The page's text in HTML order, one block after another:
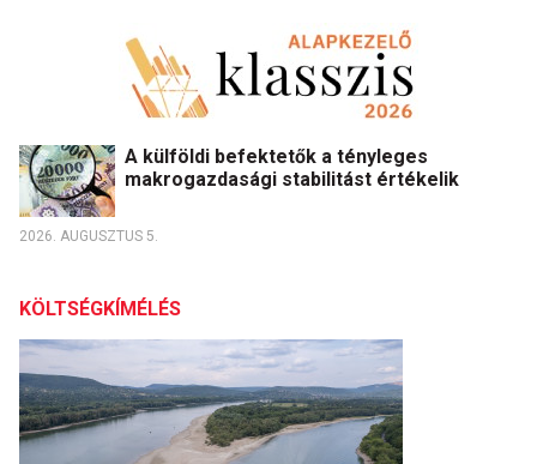
A külföldi befektetők a tényleges
makrogazdasági stabilitást értékelik
2026. AUGUSZTUS 5.
KÖLTSÉGKÍMÉLÉS